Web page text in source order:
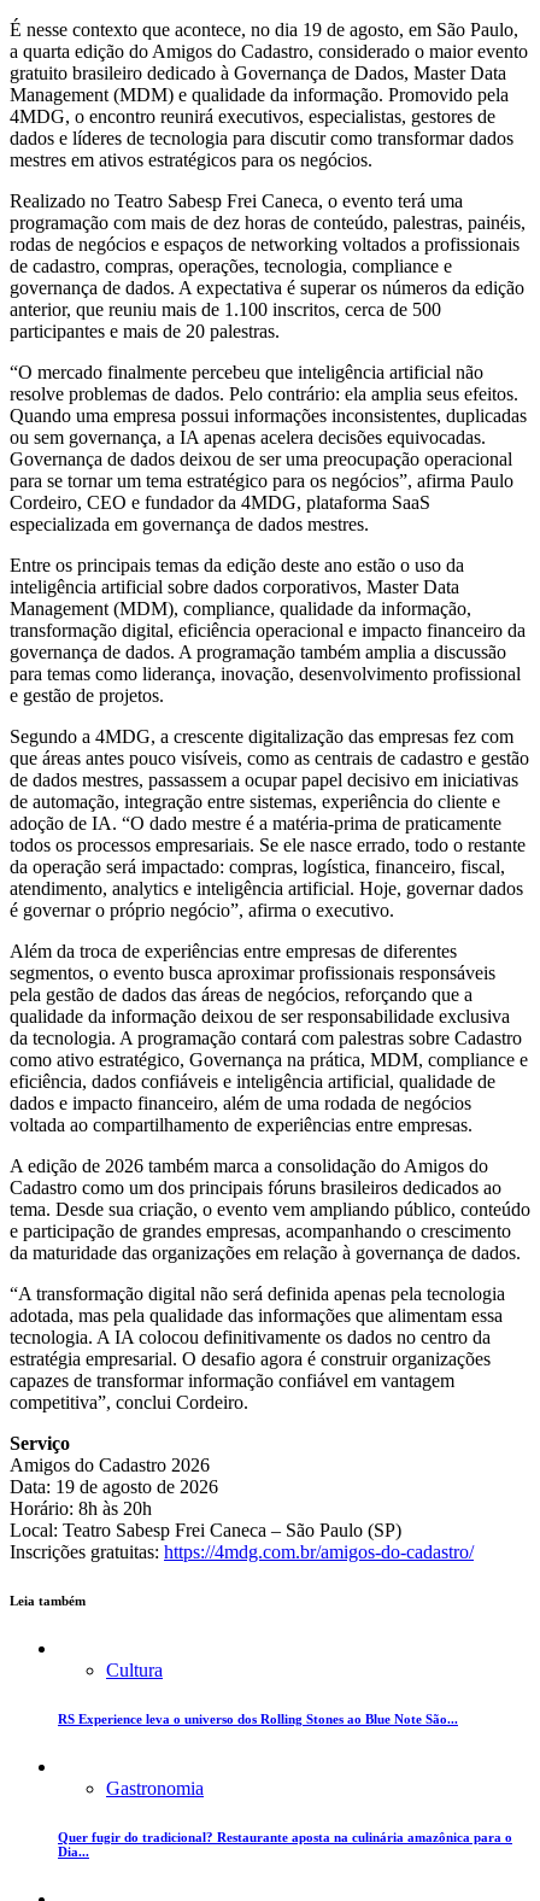
É nesse contexto que acontece, no dia 19 de agosto, em São Paulo,
a quarta edição do Amigos do Cadastro, considerado o maior evento
gratuito brasileiro dedicado à Governança de Dados, Master Data
Management (MDM) e qualidade da informação. Promovido pela
4MDG, o encontro reunirá executivos, especialistas, gestores de
dados e líderes de tecnologia para discutir como transformar dados
mestres em ativos estratégicos para os negócios.
Realizado no Teatro Sabesp Frei Caneca, o evento terá uma
programação com mais de dez horas de conteúdo, palestras, painéis,
rodas de negócios e espaços de networking voltados a profissionais
de cadastro, compras, operações, tecnologia, compliance e
governança de dados. A expectativa é superar os números da edição
anterior, que reuniu mais de 1.100 inscritos, cerca de 500
participantes e mais de 20 palestras.
“O mercado finalmente percebeu que inteligência artificial não
resolve problemas de dados. Pelo contrário: ela amplia seus efeitos.
Quando uma empresa possui informações inconsistentes, duplicadas
ou sem governança, a IA apenas acelera decisões equivocadas.
Governança de dados deixou de ser uma preocupação operacional
para se tornar um tema estratégico para os negócios”, afirma Paulo
Cordeiro, CEO e fundador da 4MDG, plataforma SaaS
especializada em governança de dados mestres.
Entre os principais temas da edição deste ano estão o uso da
inteligência artificial sobre dados corporativos, Master Data
Management (MDM), compliance, qualidade da informação,
transformação digital, eficiência operacional e impacto financeiro da
governança de dados. A programação também amplia a discussão
para temas como liderança, inovação, desenvolvimento profissional
e gestão de projetos.
Segundo a 4MDG, a crescente digitalização das empresas fez com
que áreas antes pouco visíveis, como as centrais de cadastro e gestão
de dados mestres, passassem a ocupar papel decisivo em iniciativas
de automação, integração entre sistemas, experiência do cliente e
adoção de IA. “O dado mestre é a matéria-prima de praticamente
todos os processos empresariais. Se ele nasce errado, todo o restante
da operação será impactado: compras, logística, financeiro, fiscal,
atendimento, analytics e inteligência artificial. Hoje, governar dados
é governar o próprio negócio”, afirma o executivo.
Além da troca de experiências entre empresas de diferentes
segmentos, o evento busca aproximar profissionais responsáveis
pela gestão de dados das áreas de negócios, reforçando que a
qualidade da informação deixou de ser responsabilidade exclusiva
da tecnologia. A programação contará com palestras sobre Cadastro
como ativo estratégico, Governança na prática, MDM, compliance e
eficiência, dados confiáveis e inteligência artificial, qualidade de
dados e impacto financeiro, além de uma rodada de negócios
voltada ao compartilhamento de experiências entre empresas.
A edição de 2026 também marca a consolidação do Amigos do
Cadastro como um dos principais fóruns brasileiros dedicados ao
tema. Desde sua criação, o evento vem ampliando público, conteúdo
e participação de grandes empresas, acompanhando o crescimento
da maturidade das organizações em relação à governança de dados.
“A transformação digital não será definida apenas pela tecnologia
adotada, mas pela qualidade das informações que alimentam essa
tecnologia. A IA colocou definitivamente os dados no centro da
estratégia empresarial. O desafio agora é construir organizações
capazes de transformar informação confiável em vantagem
competitiva”, conclui Cordeiro.
Serviço
Amigos do Cadastro 2026
Data: 19 de agosto de 2026
Horário: 8h às 20h
Local: Teatro Sabesp Frei Caneca – São Paulo (SP)
Inscrições gratuitas: https://4mdg.com.br/amigos-do-cadastro/
Leia também
Cultura
RS Experience leva o universo dos Rolling Stones ao Blue Note São...
Gastronomia
Quer fugir do tradicional? Restaurante aposta na culinária amazônica para o
Dia...